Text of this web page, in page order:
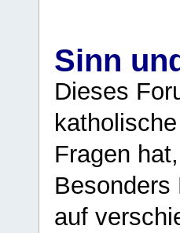
Sinn
Dieses
Fragen
Besonders
auf